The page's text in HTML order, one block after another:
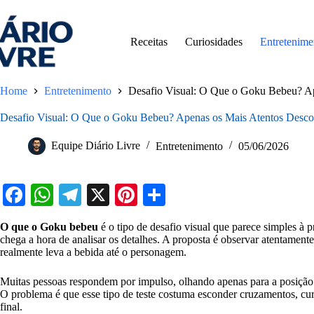
para
o
conteúdo
Receitas Curiosidades
Home Entretenimento Desafio Visual: O Que o Goku Bebeu?
Desafio Visual: O Que o Goku Bebeu? Apenas os Mais Atentos
Equipe Diário Livre Entretenimento 05/06/2026
Fa
ce
bo
ok
W
ha
ts
A
pp
Te
le
gr
a
m
X
Pi
nt
er
es
t
ha
re
O que o Goku bebeu é o tipo de desafio visual que parece simples à
chega a hora de analisar os detalhes. A proposta é observar
realmente leva a bebida até o personagem.
Muitas pessoas respondem por impulso, olhando apenas para a
O problema é que esse tipo de teste costuma esconder cruzamentos,
final.